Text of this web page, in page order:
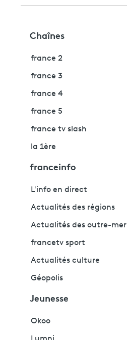
Chaînes
france 2
france 3
france 4
france 5
france tv slash
la 1ère
franceinfo
L'info en direct
Actualités des régions
Actualités des outre-mer
francetv sport
Actualités culture
Géopolis
Jeunesse
Okoo